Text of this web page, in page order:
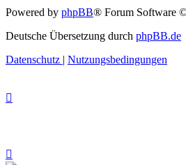
Powered by phpBB® Forum Software
Deutsche Übersetzung durch phpBB.de
Datenschutz | Nutzungsbedingungen